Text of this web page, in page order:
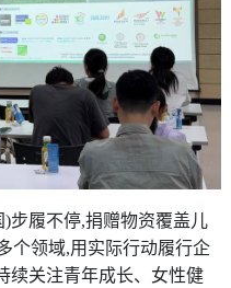
步履不停,捐赠物资覆盖儿
个领域,用实际行动履行企
续关注青年成长、女性健